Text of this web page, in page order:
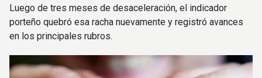
Luego de tres meses de desaceleración, el indicador
porteño quebró esa racha nuevamente y registró avances
en los principales rubros.